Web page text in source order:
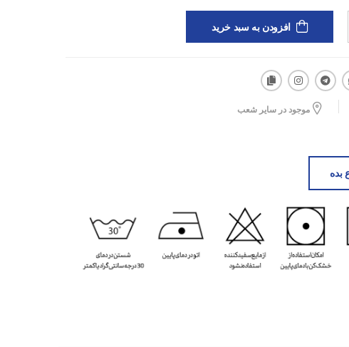
افزودن به سبد خرید
موجود در سایر شعب
بده